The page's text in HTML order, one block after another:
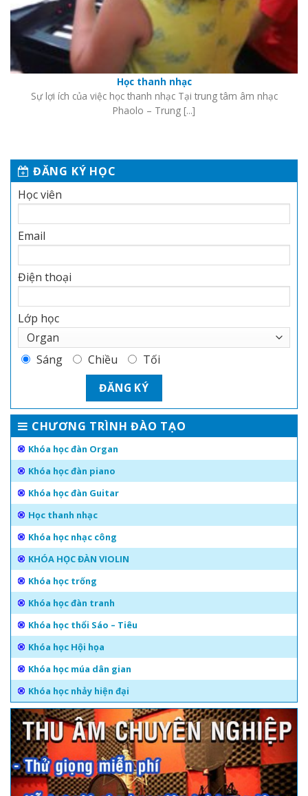
ĐĂNG KÝ HỌC
Học viên
Email
Điện thoại
Lớp học
Sáng Chiều Tối
CHƯƠNG TRÌNH ĐÀO TẠO
Khóa học đàn Organ
Khóa học đàn piano
Khóa học đàn Guitar
Học thanh nhạc
Khóa học nhạc công
KHÓA HỌC ĐÀN VIOLIN
Khóa học trống
Khóa học đàn tranh
Khóa học thổi Sáo – Tiêu
Khóa học Hội họa
Khóa học múa dân gian
Khóa học nhảy hiện đại
Học thanh nhạc
Sự lợi ích của việc học thanh nhạc Tại trung tâm âm nhạc
Phaolo – Trung [...]